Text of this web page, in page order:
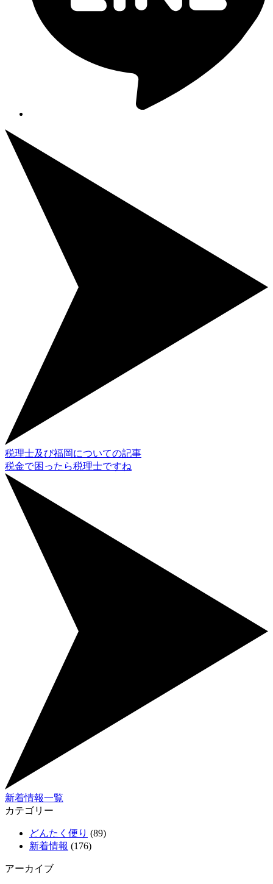
税理士及び福岡についての記事
税金で困ったら税理士ですね
新着情報一覧
カテゴリー
どんたく便り (89)
新着情報 (176)
アーカイブ